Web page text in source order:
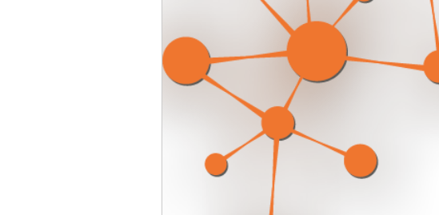
Aree Pubblicazioni
Nurses'Magazine